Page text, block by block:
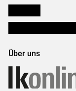
Über uns